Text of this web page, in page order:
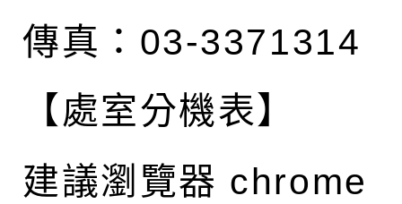
傳真：03-3371314
【處室分機表】
建議瀏覽器 chrome